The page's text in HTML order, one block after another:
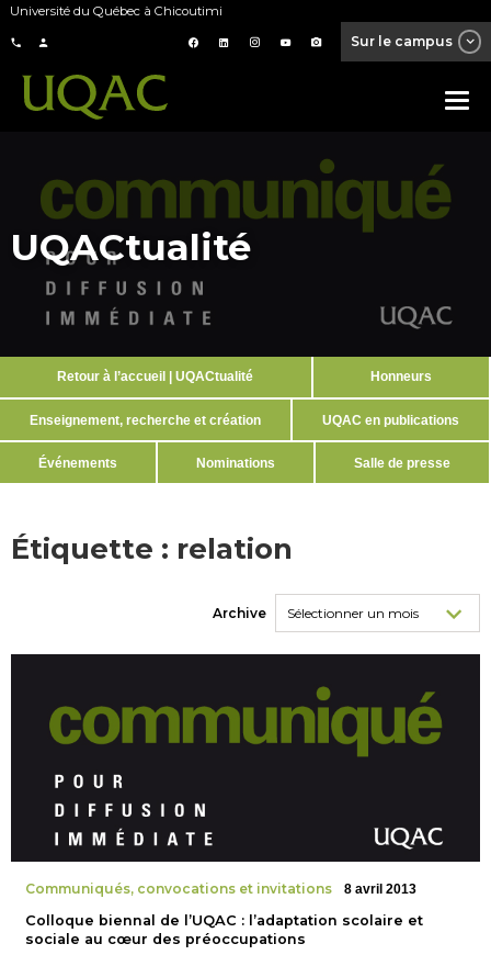
Université du Québec à Chicoutimi
Sur le campus
UQACtualité
Retour à l’accueil | UQACtualité Honneurs
Enseignement, recherche et création UQAC en publications
Événements Nominations Salle de presse
Étiquette : relation
Archive
Communiqués, convocations et invitations 8 avril 2013
Colloque biennal de l’UQAC : l’adaptation scolaire et
sociale au cœur des préoccupations